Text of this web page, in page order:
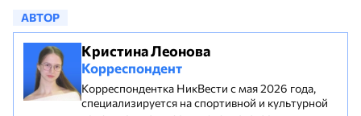
АВТОР
Кристина Леонова
Корреспондент
Корреспондентка НикВести с мая 2026 года,
специализируется на спортивной и культурной